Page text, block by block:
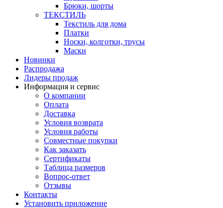
Брюки, шорты
ТЕКСТИЛЬ
Текстиль для дома
Платки
Носки, колготки, трусы
Маски
Новинки
Распродажа
Лидеры продаж
Информация и сервис
О компании
Оплата
Доставка
Условия возврата
Условия работы
Совместные покупки
Как заказать
Сертификаты
Таблица размеров
Вопрос-ответ
Отзывы
Контакты
Установить приложение